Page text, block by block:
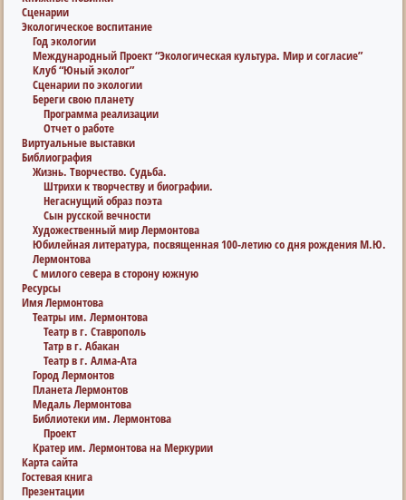
Сценарии
Экологическое воспитание
Год экологии
Международный Проект “Экологическая культура. Мир и согласие”
Клуб “Юный эколог”
Сценарии по экологии
Береги свою планету
Программа реализации
Отчет о работе
Виртуальные выставки
Библиография
Жизнь. Творчество. Судьба.
Штрихи к творчеству и биографии.
Негаснущий образ поэта
Сын русской вечности
Художественный мир Лермонтова
Юбилейная литература, посвященная 100-летию со дня рождения М.Ю.
Лермонтова
С милого севера в сторону южную
Ресурсы
Имя Лермонтова
Театры им. Лермонтова
Театр в г. Ставрополь
Татр в г. Абакан
Театр в г. Алма-Ата
Город Лермонтов
Планета Лермонтов
Медаль Лермонтова
Библиотеки им. Лермонтова
Проект
Кратер им. Лермонтова на Меркурии
Карта сайта
Гостевая книга
Презентации